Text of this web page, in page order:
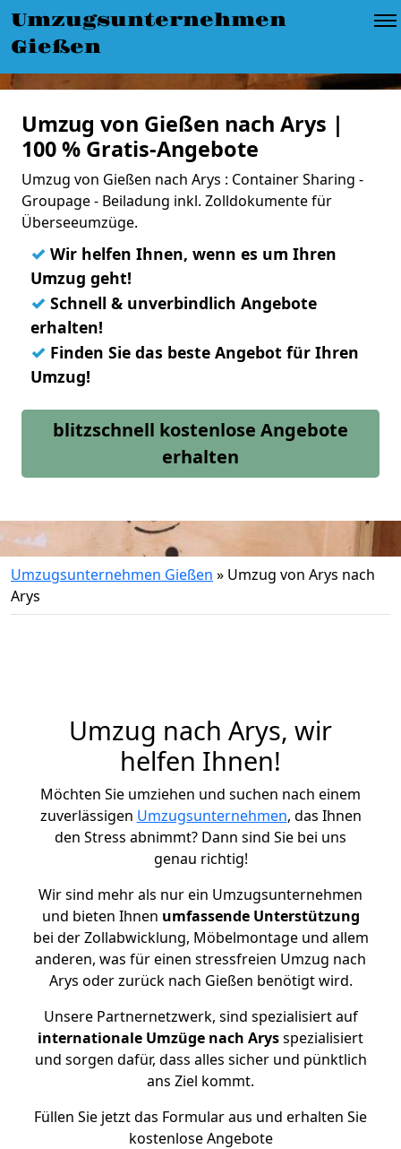
Umzugsunternehmen
Gießen
Umzug von Gießen nach Arys |
100 % Gratis-Angebote
Umzug von Gießen nach Arys : Container Sharing -
Groupage - Beiladung inkl. Zolldokumente für
Überseeumzüge.
✓ Wir helfen Ihnen, wenn es um Ihren
Umzug geht!
✓ Schnell & unverbindlich Angebote
erhalten!
✓ Finden Sie das beste Angebot für Ihren
Umzug!
blitzschnell kostenlose Angebote
erhalten
Umzugsunternehmen Gießen » Umzug von Arys nach
Arys
Umzug nach Arys, wir
helfen Ihnen!
Möchten Sie umziehen und suchen nach einem
zuverlässigen Umzugsunternehmen, das Ihnen
den Stress abnimmt? Dann sind Sie bei uns
genau richtig!
Wir sind mehr als nur ein Umzugsunternehmen
und bieten Ihnen umfassende Unterstützung
bei der Zollabwicklung, Möbelmontage und allem
anderen, was für einen stressfreien Umzug nach
Arys oder zurück nach Gießen benötigt wird.
Unsere Partnernetzwerk, sind spezialisiert auf
internationale Umzüge nach Arysspezialisiert
und sorgen dafür, dass alles sicher und pünktlich
ans Ziel kommt.
Füllen Sie jetzt das Formular aus und erhalten Sie
kostenlose Angebote